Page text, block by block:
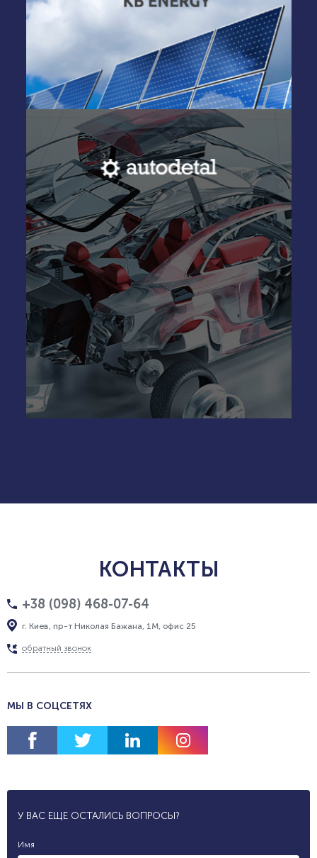
КОНТАКТЫ
+38 (098) 468-07-64
г. Киев, пр-т Николая Бажана, 1М, офис 25
обратный звонок
МЫ В СОЦСЕТЯХ
У ВАС ЕЩЕ ОСТАЛИСЬ ВОПРОСЫ?
Имя